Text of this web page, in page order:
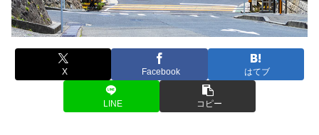
X Facebook はてブ
LINE コピー